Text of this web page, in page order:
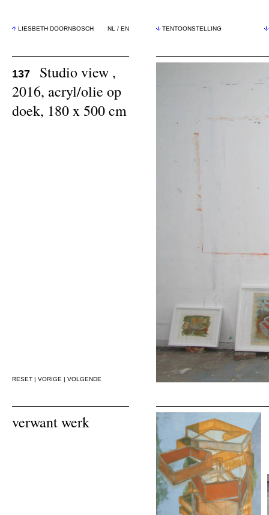
LIESBETH DOORNBOSCH NL / EN TENTOONSTELLING
137
Studio view ,
2016, acryl/olie op
doek, 180 x 500 cm
RESET | VORIGE | VOLGENDE
verwant werk